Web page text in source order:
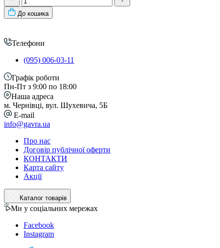
До кошика
Телефони
(095) 006-03-11
Графік роботи
Пн-Пт з 9:00 по 18:00
Наша адреса
м. Чернівці, вул. Шухевича, 5Б
E-mail
info@gavra.ua
Про нас
Договір публічної оферти
КОНТАКТИ
Карта сайту
Акції
Каталог товарів
Ми у соціальних мережах
Facebook
Instagram